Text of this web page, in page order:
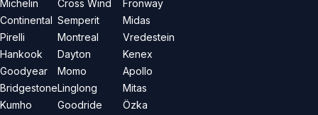
Michelin
Continental
Pirelli
Hankook
Goodyear
Bridgestone
Kumho
Cross Wind
Semperit
Montreal
Dayton
Momo
Linglong
Goodride
Fronway
Midas
Vredestein
Kenex
Apollo
Mitas
Özka